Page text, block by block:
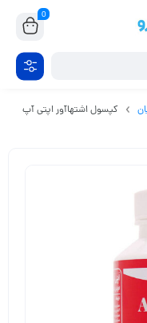
0
کپسول اشتهاآور اپتی آپ